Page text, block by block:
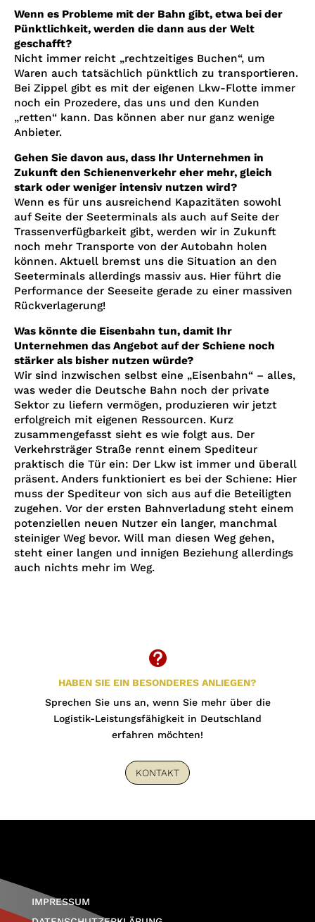
Wenn es Probleme mit der Bahn gibt, etwa bei der
Pünktlichkeit, werden die dann aus der Welt
geschafft?
Nicht immer reicht „rechtzeitiges Buchen“, um
Waren auch tatsächlich pünktlich zu transportieren.
Bei Zippel gibt es mit der eigenen Lkw-Flotte immer
noch ein Prozedere, das uns und den Kunden
„retten“ kann. Das können aber nur ganz wenige
Anbieter.
Gehen Sie davon aus, dass Ihr Unternehmen in
Zukunft den Schienenverkehr eher mehr, gleich
stark oder weniger intensiv nutzen wird?
Wenn es für uns ausreichend Kapazitäten sowohl
auf Seite der Seeterminals als auch auf Seite der
Trassenverfügbarkeit gibt, werden wir in Zukunft
noch mehr Transporte von der Autobahn holen
können. Aktuell bremst uns die Situation an den
Seeterminals allerdings massiv aus. Hier führt die
Performance der Seeseite gerade zu einer massiven
Rückverlagerung!
Was könnte die Eisenbahn tun, damit Ihr
Unternehmen das Angebot auf der Schiene noch
stärker als bisher nutzen würde?
Wir sind inzwischen selbst eine „Eisenbahn“ – alles,
was weder die Deutsche Bahn noch der private
Sektor zu liefern vermögen, produzieren wir jetzt
erfolgreich mit eigenen Ressourcen. Kurz
zusammengefasst sieht es wie folgt aus. Der
Verkehrsträger Straße rennt einem Spediteur
praktisch die Tür ein: Der Lkw ist immer und überall
präsent. Anders funktioniert es bei der Schiene: Hier
muss der Spediteur von sich aus auf die Beteiligten
zugehen. Vor der ersten Bahnverladung steht einem
potenziellen neuen Nutzer ein langer, manchmal
steiniger Weg bevor. Will man diesen Weg gehen,
steht einer langen und innigen Beziehung allerdings
auch nichts mehr im Weg.

HABEN SIE EIN BESONDERES ANLIEGEN?
Sprechen Sie uns an, wenn Sie mehr über die
Logistik-Leistungsfähigkeit in Deutschland
erfahren möchten!
KONTAKT
IMPRESSUM